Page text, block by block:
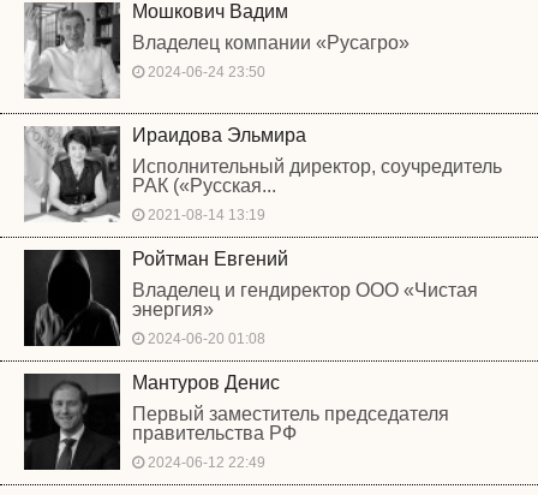
Мошкович Вадим
Владелец компании «Русагро»
2024-06-24 23:50
Ираидова Эльмира
Исполнительный директор, соучредитель
РАК («Русская...
2021-08-14 13:19
Ройтман Евгений
Владелец и гендиректор ООО «Чистая
энергия»
2024-06-20 01:08
Мантуров Денис
Первый заместитель председателя
правительства РФ
2024-06-12 22:49